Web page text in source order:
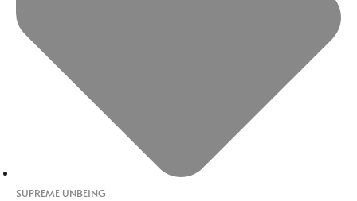
SUPREME UNBEING